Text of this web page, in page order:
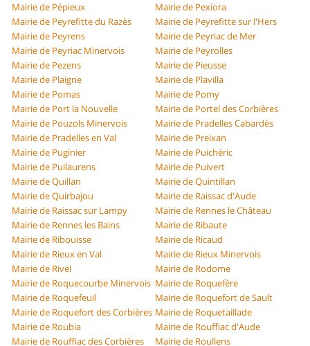
Mairie de Pépieux
Mairie de Pexiora
Mairie de Peyrefitte du Razès
Mairie de Peyrefitte sur l'Hers
Mairie de Peyrens
Mairie de Peyriac de Mer
Mairie de Peyriac Minervois
Mairie de Peyrolles
Mairie de Pezens
Mairie de Pieusse
Mairie de Plaigne
Mairie de Plavilla
Mairie de Pomas
Mairie de Pomy
Mairie de Port la Nouvelle
Mairie de Portel des Corbières
Mairie de Pouzols Minervois
Mairie de Pradelles Cabardès
Mairie de Pradelles en Val
Mairie de Preixan
Mairie de Puginier
Mairie de Puichéric
Mairie de Puilaurens
Mairie de Puivert
Mairie de Quillan
Mairie de Quintillan
Mairie de Quirbajou
Mairie de Raissac d'Aude
Mairie de Raissac sur Lampy
Mairie de Rennes le Château
Mairie de Rennes les Bains
Mairie de Ribaute
Mairie de Ribouisse
Mairie de Ricaud
Mairie de Rieux en Val
Mairie de Rieux Minervois
Mairie de Rivel
Mairie de Rodome
Mairie de Roquecourbe Minervois Mairie de Roquefère
Mairie de Roquefeuil
Mairie de Roquefort de Sault
Mairie de Roquefort des Corbières Mairie de Roquetaillade
Mairie de Roubia
Mairie de Rouffiac d'Aude
Mairie de Rouffiac des Corbières
Mairie de Roullens